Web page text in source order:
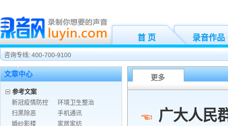
首 页 录音作品
咨询专线: 400-700-9100
文章中心
参考文案
新冠疫情防控
环境卫生整治
扫黑除恶
手机通讯
婚纱影楼
家居家纺
更多
广大人民